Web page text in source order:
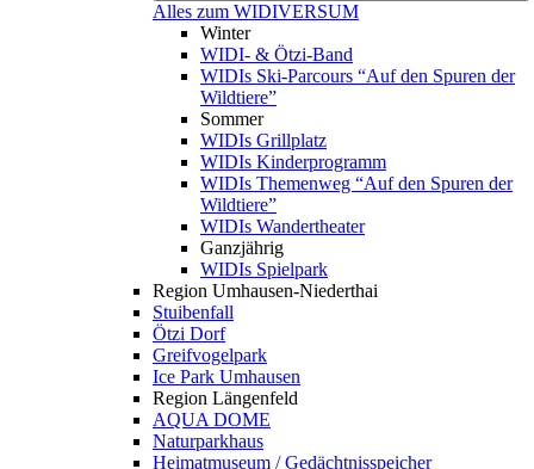
Alles zum WIDIVERSUM
Winter
WIDI- & Ötzi-Band
WIDIs Ski-Parcours “Auf den Spuren der
Wildtiere”
Sommer
WIDIs Grillplatz
WIDIs Kinderprogramm
WIDIs Themenweg “Auf den Spuren der
Wildtiere”
WIDIs Wandertheater
Ganzjährig
WIDIs Spielpark
Region Umhausen-Niederthai
Stuibenfall
Ötzi Dorf
Greifvogelpark
Ice Park Umhausen
Region Längenfeld
AQUA DOME
Naturparkhaus
Heimatmuseum / Gedächtnisspeicher